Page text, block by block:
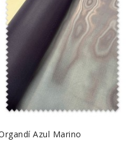
Azul Marino